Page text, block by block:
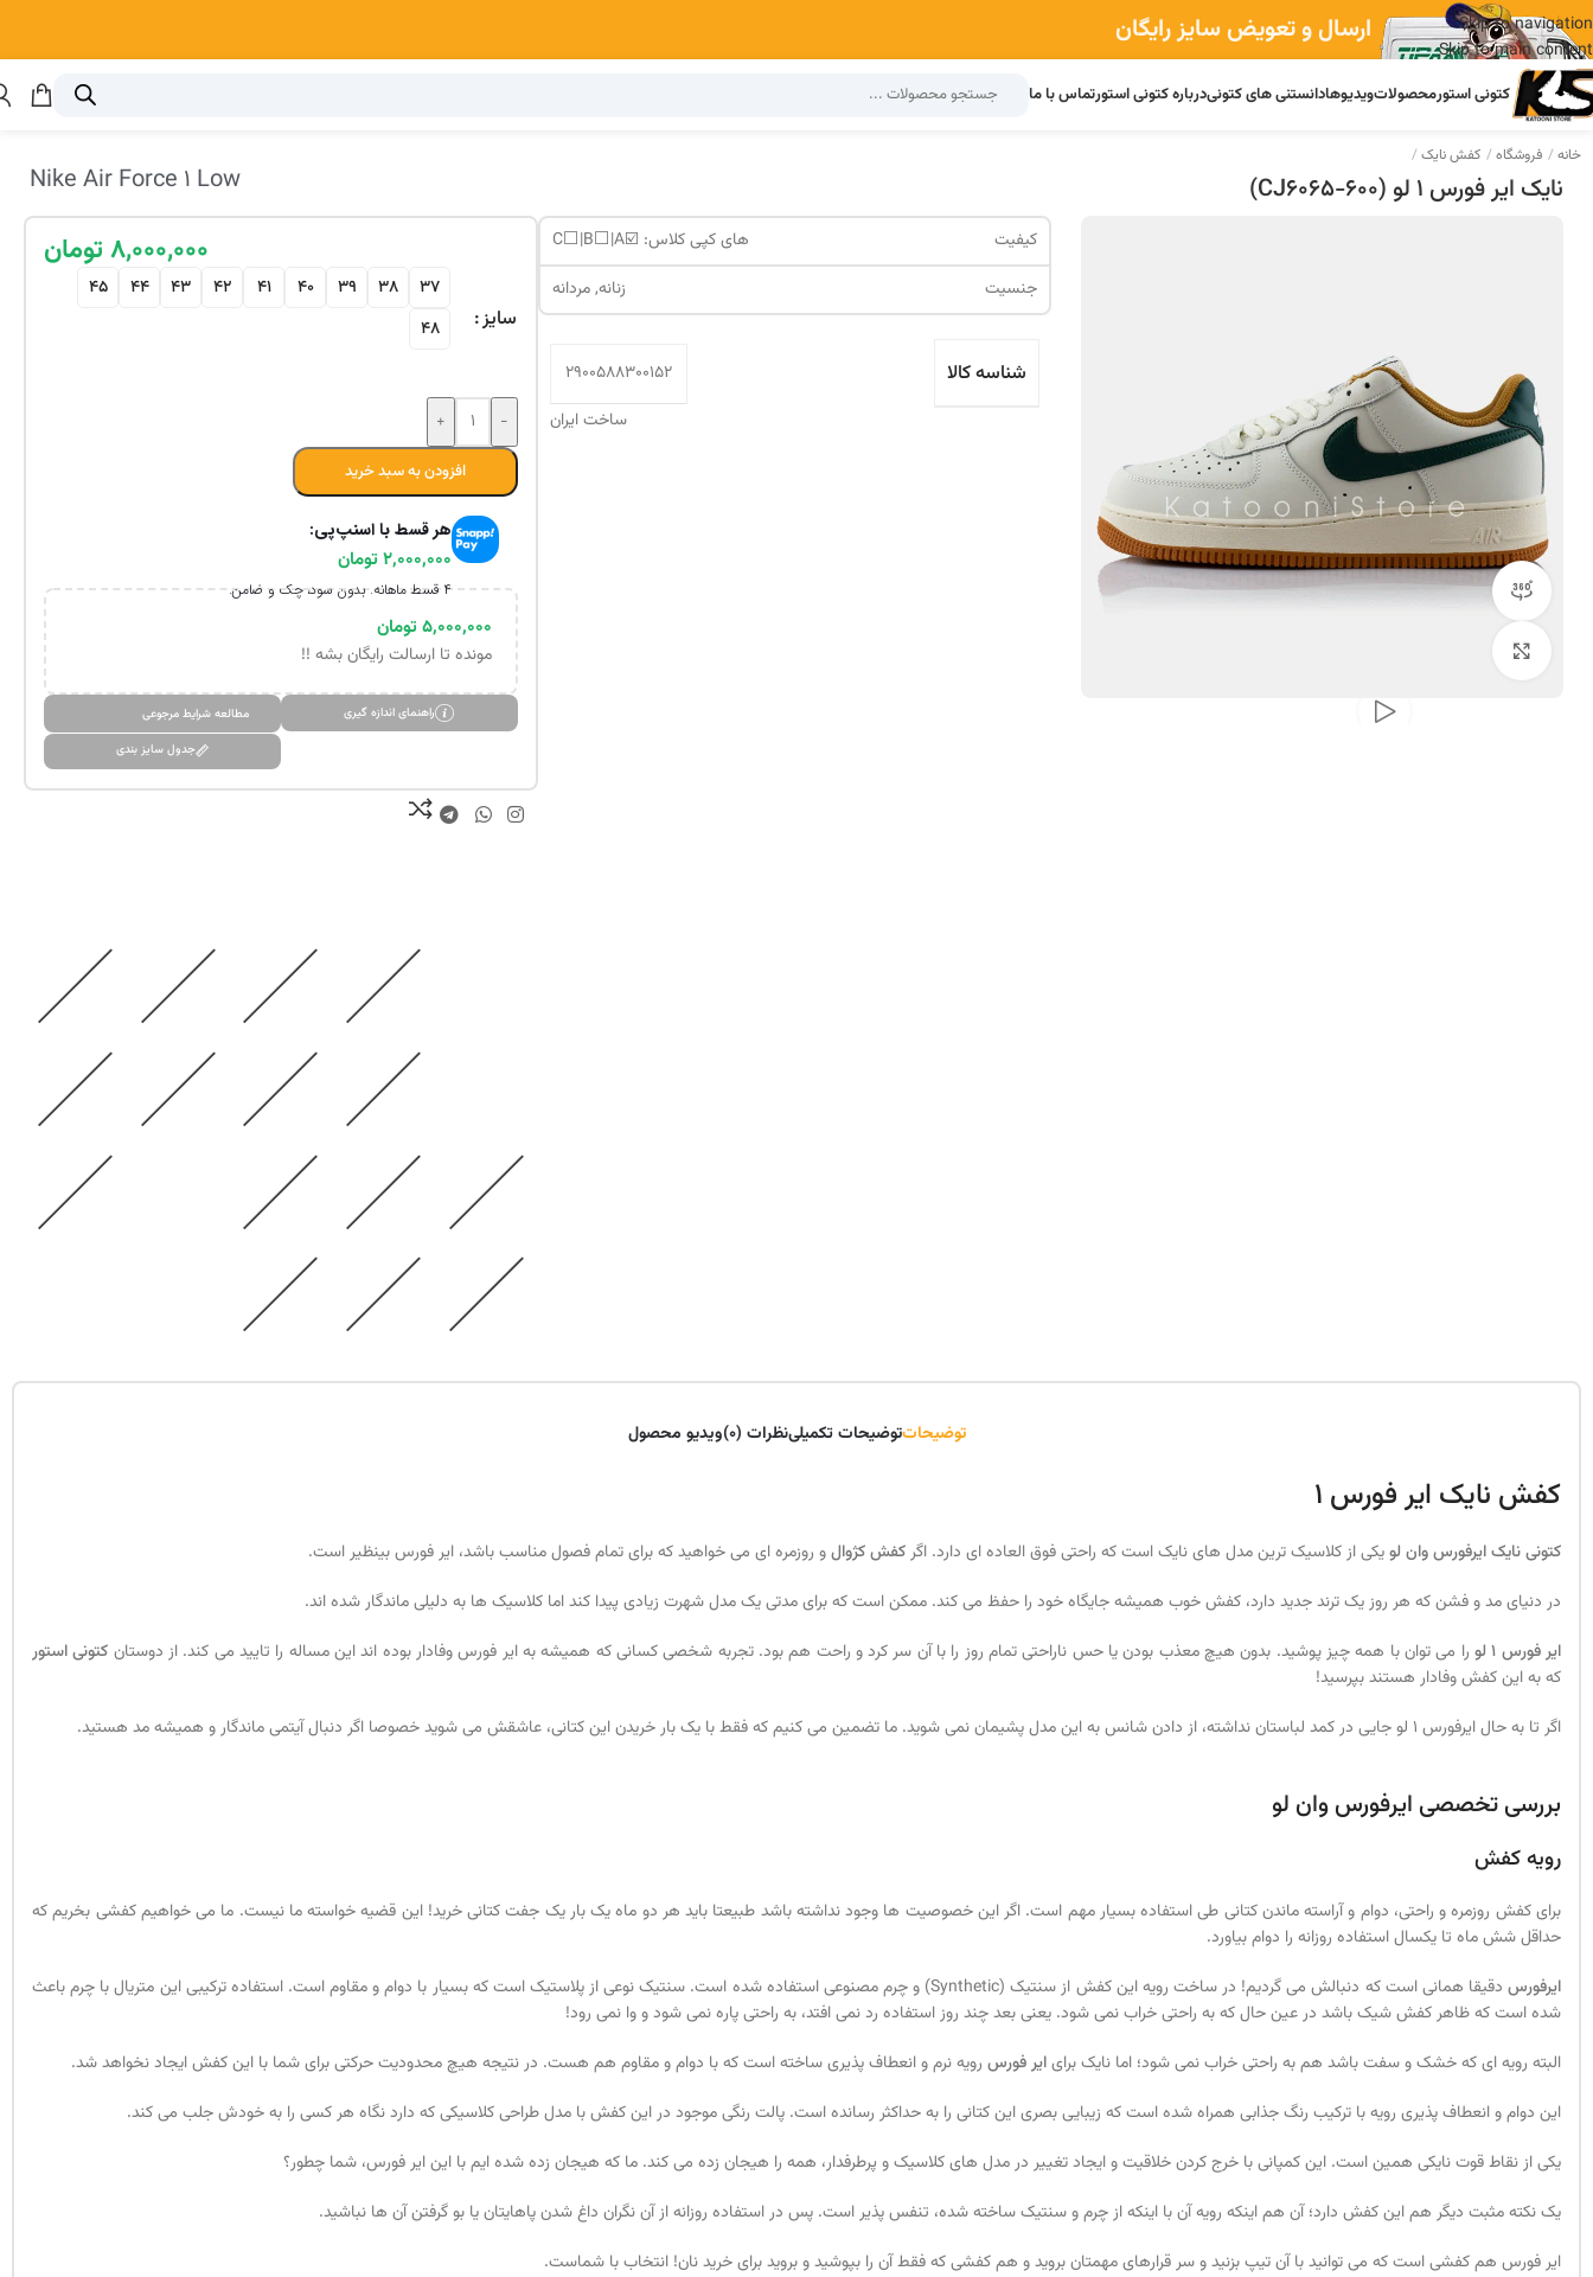
Skip to navigation
Skip to main content
ارسال و تعویض سایز رایگان
کتونی استورمحصولاتویدیوهادانستنی های کتونیدرباره کتونی استورتماس با ما
خانه فروشگاه کفش نایک
نایک ایر فورس 1 لو (CJ6065-600) Nike Air Force 1 Low
مشاهده 360 درجه
کیفیت
های کپی کلاس: ☑️C⬜️|B⬜️|A
جنسیت
زنانه, مردانه
شناسه کالا
2900588300152
ساخت ایران
۸,۰۰۰,۰۰۰ تومان
سایز
37
38
39
40
41
42
43
44
45
48
افزودن به سبد خرید
هر قسط با اسنپ‌پی:
۲,۰۰۰,۰۰۰تومان
۴ قسط ماهانه. بدون سود، چک و ضامن.
۵,۰۰۰,۰۰۰تومان
مونده تا ارسالت رایگان بشه !!
راهنمای اندازه گیری مطالعه شرایط مرجوعی
جدول سایز بندی
توضیحاتتوضیحات تکمیلینظرات (0) ویدیو محصول
کفش نایک ایر فورس 1
کتونی نایک ایرفورس وان لویکی از کلاسیک ترین مدل های نایک است که راحتی فوق العاده ای دارد. اگرکفش کژوالو روزمره ای می خواهید که برای تمام فصول مناسب باشد، ایر فورس بینظیر است.
در دنیای مد و فشن که هر روز یک ترند جدید دارد، کفش خوب همیشه جایگاه خود را حفظ می کند. ممکن است که برای مدتی یک مدل شهرت زیادی پیدا کند اما کلاسیک ها به دلیلی ماندگار شده اند.
ایر فورس 1 لو
را می توان با همه چیز پوشید. بدون هیچ معذب بودن یا حس ناراحتی تمام روز را با آن سر کرد و راحت هم بود. تجربه شخصی کسانی که همیشه به ایر فورس وفادار بوده اند این مساله را تایید می کند. از دوستان کتونی استور
که به این کفش وفادار هستند بپرسید!
اگر تا به حال ایرفورس 1 لو جایی در کمد لباستان نداشته، از دادن شانس به این مدل پشیمان نمی شوید. ما تضمین می کنیم که فقط با یک بار خریدن این کتانی، عاشقش می شوید خصوصا اگر دنبال آیتمی ماندگار و همیشه مد هستید.
بررسی تخصصی ایرفورس وان لو
رویه کفش
برای کفش روزمره و راحتی، دوام و آراسته ماندن کتانی طی استفاده بسیار مهم است. اگر این خصوصیت ها وجود نداشته باشد طبیعتا باید هر دو ماه یک بار یک جفت کتانی خرید! این قضیه خواسته ما نیست. ما می خواهیم کفشی بخریم که
حداقل شش ماه تا یکسال استفاده روزانه را دوام بیاورد.
ایرفورس
دقیقا همانی است که دنبالش می گردیم! در ساخت رویه این کفش از سنتیک (Synthetic) و چرم مصنوعی استفاده شده است. سنتیک نوعی از پلاستیک است که بسیار با دوام و مقاوم است. استفاده ترکیبی این متریال با چرم باعث
شده است که ظاهر کفش شیک باشد در عین حال که به راحتی خراب نمی شود. یعنی بعد چند روز استفاده رد نمی افتد، به راحتی پاره نمی شود و وا نمی رود!
البته رویه ای که خشک و سفت باشد هم به راحتی خراب نمی شود؛ اما نایک برایایر فورس رویه نرم و انعطاف پذیری ساخته است که با دوام و مقاوم هم هست. در نتیجه هیچ محدودیت حرکتی برای شما با این کفش ایجاد نخواهد شد.
این دوام و انعطاف پذیری رویه با ترکیب رنگ جذابی همراه شده است که زیبایی بصری این کتانی را به حداکثر رسانده است. پالت رنگی موجود در این کفش با مدل طراحی کلاسیکی که دارد نگاه هر کسی را به خودش جلب می کند.
یکی از نقاط قوت نایکی همین است. این کمپانی با خرج کردن خلاقیت و ایجاد تغییر در مدل های کلاسیک و پرطرفدار، همه را هیجان زده می کند. ما که هیجان زده شده ایم با این ایر فورس، شما چطور؟
یک نکته مثبت دیگر هم این کفش دارد؛ آن هم اینکه رویه آن با اینکه از چرم و سنتیک ساخته شده، تنفس پذیر است. پس در استفاده روزانه از آن نگران داغ شدن پاهایتان یا بو گرفتن آن ها نباشید.
ایر فورس هم کفشی است که می توانید با آن تیپ بزنید و سر قرارهای مهمتان بروید و هم کفشی که فقط آن را بپوشید و بروید برای خرید نان! انتخاب با شماست.